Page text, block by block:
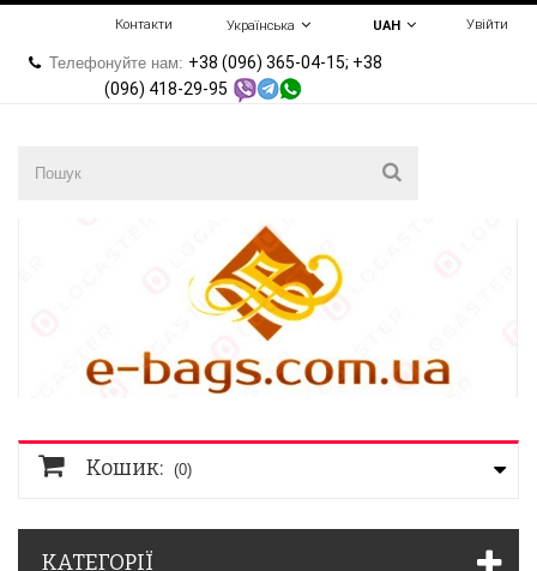
Увійти
UAH
Українська
Контакти
Телефонуйте нам: +38 (096) 365-04-15; +38
(096) 418-29-95
Кошик: (0)
КАТЕГОРІЇ